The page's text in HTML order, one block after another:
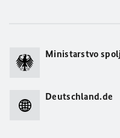
Ministarstvo
Deutschland.de